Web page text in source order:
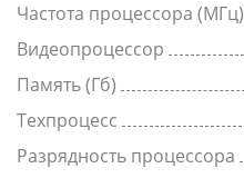
Частота процессора (МГц)
Видеопроцессор
Память (Гб)
Техпроцесс
Разрядность процессора